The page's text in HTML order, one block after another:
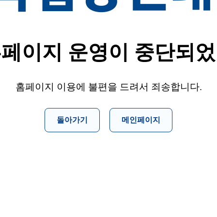
이지 운영이 중단되
홈페이지 이용에 불편을 드려서 죄송합니다.
돌아가기 메인페이지